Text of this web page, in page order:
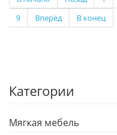
9
Вперёд В конец
Категории
Мягкая мебель